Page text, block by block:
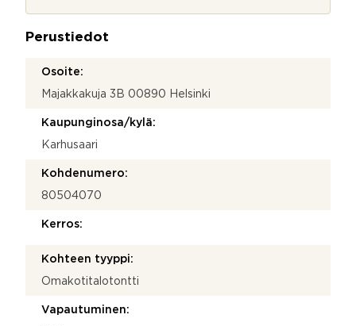
*
n
o
i
Perustiedot
Osoite:
Majakkakuja 3B 00890 Helsinki
Kaupunginosa/kylä:
Karhusaari
Kohdenumero:
80504070
Kerros:
Kohteen tyyppi:
Omakotitalotontti
Vapautuminen: